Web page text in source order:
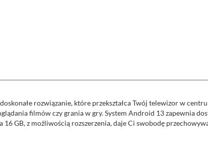
rozwiązanie, które przekształca Twój telewizor w
filmów czy grania w gry. System Android 13 zapewnia
GB, z możliwością rozszerzenia, daje Ci swobodę